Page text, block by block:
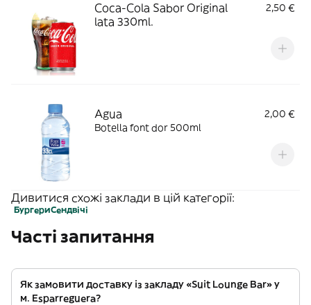
Coca-Cola Sabor Original
lata 330ml.
2,50 €
Agua
2,00 €
Botella font dor 500ml
Дивитися схожі заклади в цій категорії:
БургериСендвічі
Часті запитання
Як замовити доставку із закладу «Suit Lounge Bar» у
м. Esparreguera?